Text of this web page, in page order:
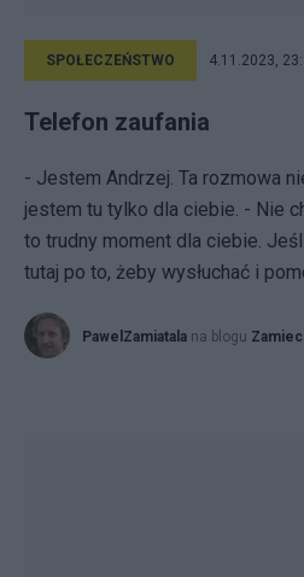
SPOŁECZEŃSTWO 4.11.2023,
Telefon zaufania
- Jestem Andrzej. Ta rozmowa
jestem tu tylko dla ciebie. - Nie
to trudny moment dla ciebie.
tutaj po to, żeby wysłuchać i
PawelZamiatala na blogu